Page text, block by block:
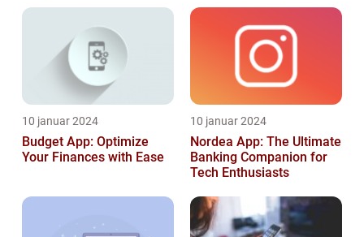
10 januar 2024
Budget App: Optimize
Your Finances with Ease
10 januar 2024
Nordea App: The Ultimate
Banking Companion for
Tech Enthusiasts